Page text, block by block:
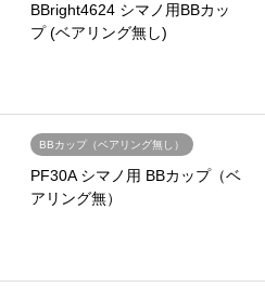
BBright4624 シマノ用BBカッ
プ (ベアリング無し)
BBカップ（ベアリング無し）
PF30A シマノ用 BBカップ（ベ
アリング無）